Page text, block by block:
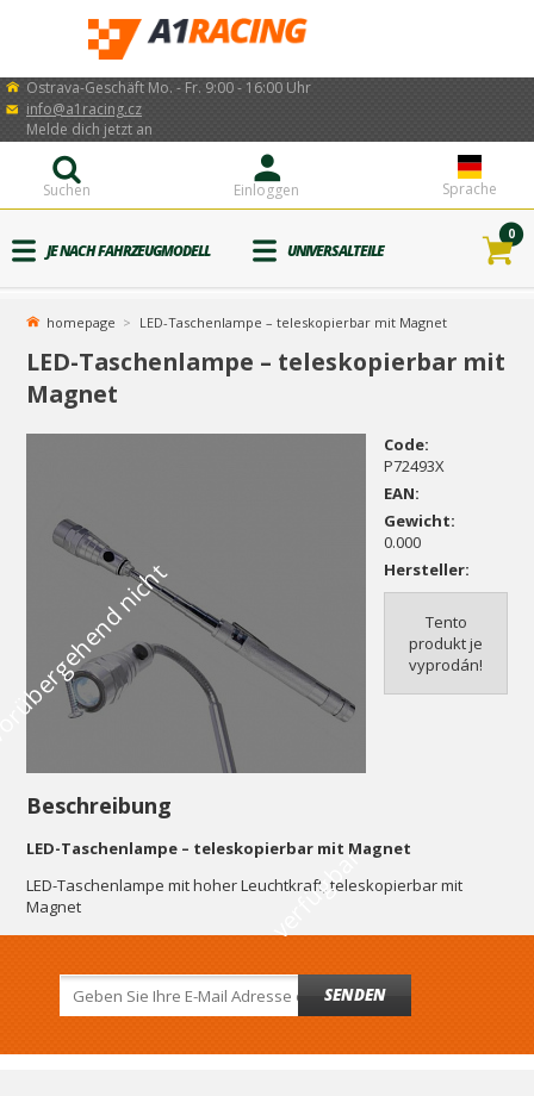
Ostrava-Geschäft Mo. - Fr. 9:00 - 16:00 Uhr
info@a1racing.cz
Sprache
Einloggen
Melde dich jetzt an
Suchen
JE NACH FAHRZEUGMODELL UNIVERSALTEILE
0
homepage LED-Taschenlampe – teleskopierbar mit Magnet
LED-Taschenlampe – teleskopierbar mit
Magnet
r
Code:
P72493X
EAN:
Gewicht:
0.000
Hersteller:
Tento
produkt je
vyprodán!
Beschreibung
LED-Taschenlampe – teleskopierbar mit Magnet
LED-Taschenlampe mit hoher Leuchtkraft, teleskopierbar mit
Magnet
SENDEN